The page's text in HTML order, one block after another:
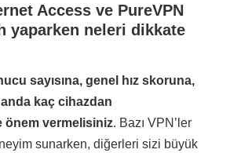
Access ve PureVPN
yaparken neleri dikkate
sayısına, genel hız skoruna,
anda kaç cihazdan
önem vermelisiniz. Bazı VPN’ler
sunarken, diğerleri sizi büyük